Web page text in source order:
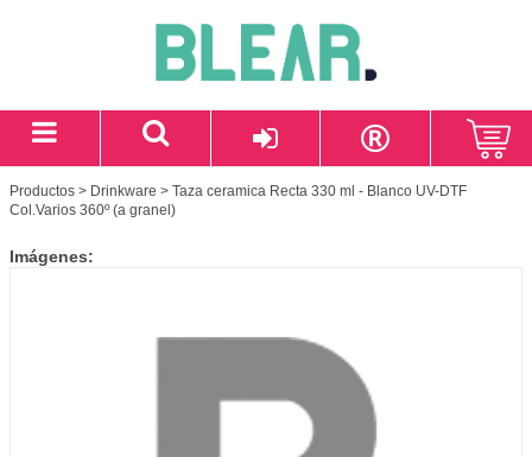
Productos > Drinkware > Taza ceramica Recta 330 ml - Blanco UV-DTF
Col.Varios 360º (a granel)
Imágenes: